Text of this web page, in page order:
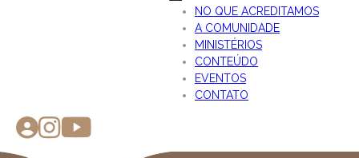
NO QUE ACREDITAMOS
A COMUNIDADE
MINISTÉRIOS
CONTEÚDO
EVENTOS
CONTATO